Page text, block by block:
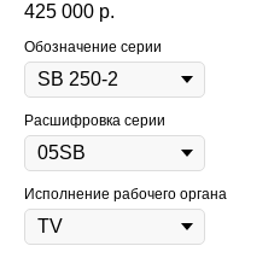
425 000 р.
Обозначение серии
Расшифровка серии
Исполнение рабочего органа